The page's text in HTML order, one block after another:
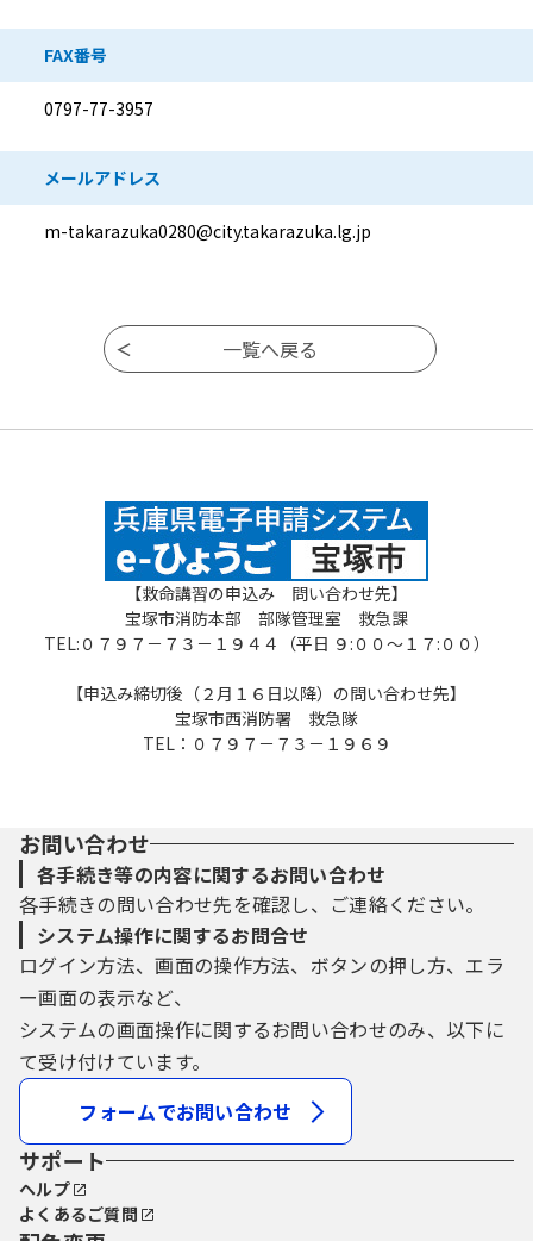
FAX番号
0797-77-3957
メールアドレス
m-takarazuka0280@city.takarazuka.lg.jp
【救命講習の申込み 問い合わせ先】
宝塚市消防本部 部隊管理室 救急課
TEL:０７９７－７３－１９４４（平日 ９:００～１７:００）
【申込み締切後（２月１６日以降）の問い合わせ先】
宝塚市西消防署 救急隊
TEL：０７９７－７３－１９６９
お問い合わせ
各手続き等の内容に関するお問い合わせ
各手続きの問い合わせ先を確認し、ご連絡ください。
システム操作に関するお問合せ
ログイン方法、画面の操作方法、ボタンの押し方、エラ
ー画面の表示など、
システムの画面操作に関するお問い合わせのみ、以下に
て受け付けています。
フォームでお問い合わせ
サポート
ヘルプ
よくあるご質問